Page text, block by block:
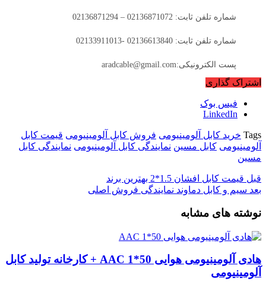
شماره تلفن ثابت: 02136871072 – 02136871294
شماره تلفن ثابت: 02136613840 -02133911013
پست الکترونیکی:aradcable@gmail.com
اشتراک گذاری
فیس بوک
LinkedIn
Tags خرید کابل آلومینیومی فروش کابل آلومینیومی قیمت کابل
آلومینیومی کابل مسین نمایندگی کابل آلومینیومی نمایندگی کابل
مسین
قبل قیمت کابل افشان 1.5*2 بهترین برند
بعد سیم و کابل دماوند نمایندگی فروش اصلی
نوشته های مشابه
هادی آلومینیومی هوایی 50*1 AAC + کارخانه تولید کابل
آلومینیومی